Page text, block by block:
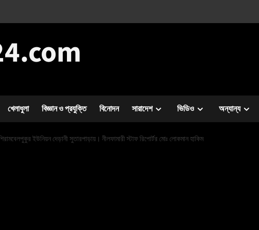
খেলাধুলা বিজ্ঞান ও প্রযুক্তি বিনোদন সারাদেশ ভিডিও অন্যান্য
ইউনিয়ন দেড়ানী সুতারপাড়ায়। নীলফামারী স্টাফ রিপোর্টর মোঃ লোকমান হাকিম